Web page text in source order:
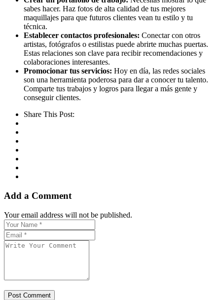
sabes hacer. Haz fotos de alta calidad de tus mejores
maquillajes para que futuros clientes vean tu estilo y tu
técnica.
Establecer contactos profesionales: Conectar con otros
artistas, fotógrafos o estilistas puede abrirte muchas puertas.
Estas relaciones son clave para recibir recomendaciones y
colaboraciones interesantes.
Promocionar tus servicios: Hoy en día, las redes sociales
son una herramienta poderosa para dar a conocer tu talento.
Comparte tus trabajos y logros para llegar a más gente y
conseguir clientes.
Share This Post:
Add a Comment
Your email address will not be published.